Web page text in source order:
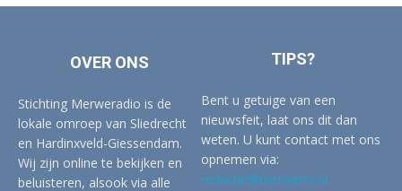
OVER ONS
Stichting Merweradio is de
lokale omroep van Sliedrecht
en Hardinxveld-Giessendam.
Wij zijn online te bekijken en
beluisteren, alsook via alle
TIPS?
Bent u getuige van een
nieuwsfeit, laat ons dit dan
weten. U kunt contact met ons
opnemen via:
redactie@merwertv.nl